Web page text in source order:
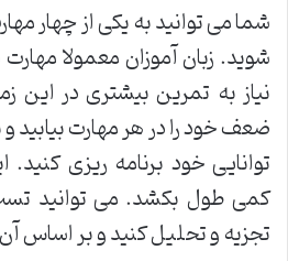
شما می توانید به یکی از چهار
شوید. زبان آموزان معمولا
نیاز به تمرین بیشتری در این
ضعف خود را در هر مهارت بیابید
توانایی خود برنامه ریزی
کمی طول بکشد. می توانید
تجزیه و تحلیل کنید و بر اساس